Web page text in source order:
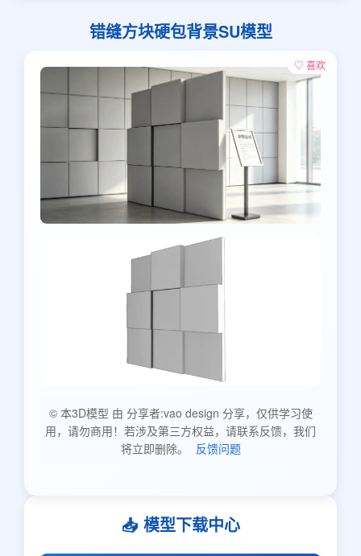
错缝方块硬包背景SU模型
♡ 喜欢
© 本3D模型 由 分享者:vao design 分享，仅供学习使
用，请勿商用！若涉及第三方权益，请联系反馈，我们
将立即删除。
反馈问题
📥 模型下载中心